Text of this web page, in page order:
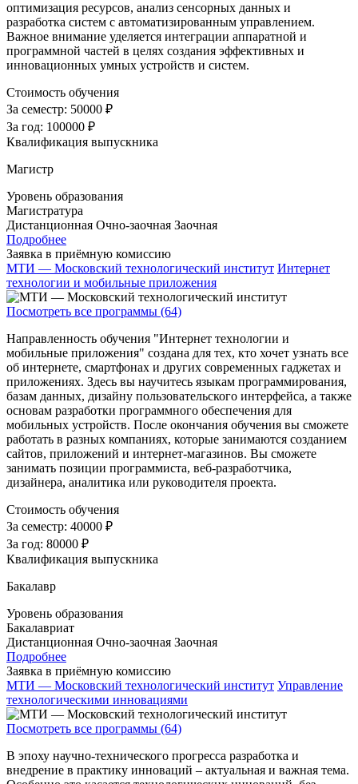
оптимизация ресурсов, анализ сенсорных данных и
разработка систем с автоматизированным управлением.
Важное внимание уделяется интеграции аппаратной и
программной частей в целях создания эффективных и
инновационных умных устройств и систем.
Стоимость обучения
За семестр: 50000 ₽
За год: 100000 ₽
Квалификация выпускника
Магистр
Уровень образования
Магистратура
Дистанционная Очно-заочная Заочная
Подробнее
Заявка в приёмную комиссию
МТИ — Московский технологический институт Интернет
технологии и мобильные приложения
Посмотреть все программы (64)
Направленность обучения "Интернет технологии и
мобильные приложения" создана для тех, кто хочет узнать все
об интернете, смартфонах и других современных гаджетах и
приложениях. Здесь вы научитесь языкам программирования,
базам данных, дизайну пользовательского интерфейса, а также
основам разработки программного обеспечения для
мобильных устройств. После окончания обучения вы сможете
работать в разных компаниях, которые занимаются созданием
сайтов, приложений и интернет-магазинов. Вы сможете
занимать позиции программиста, веб-разработчика,
дизайнера, аналитика или руководителя проекта.
Стоимость обучения
За семестр: 40000 ₽
За год: 80000 ₽
Квалификация выпускника
Бакалавр
Уровень образования
Бакалавриат
Дистанционная Очно-заочная Заочная
Подробнее
Заявка в приёмную комиссию
МТИ — Московский технологический институт Управление
технологическими инновациями
Посмотреть все программы (64)
В эпоху научно-технического прогресса разработка и
внедрение в практику инноваций – актуальная и важная тема.